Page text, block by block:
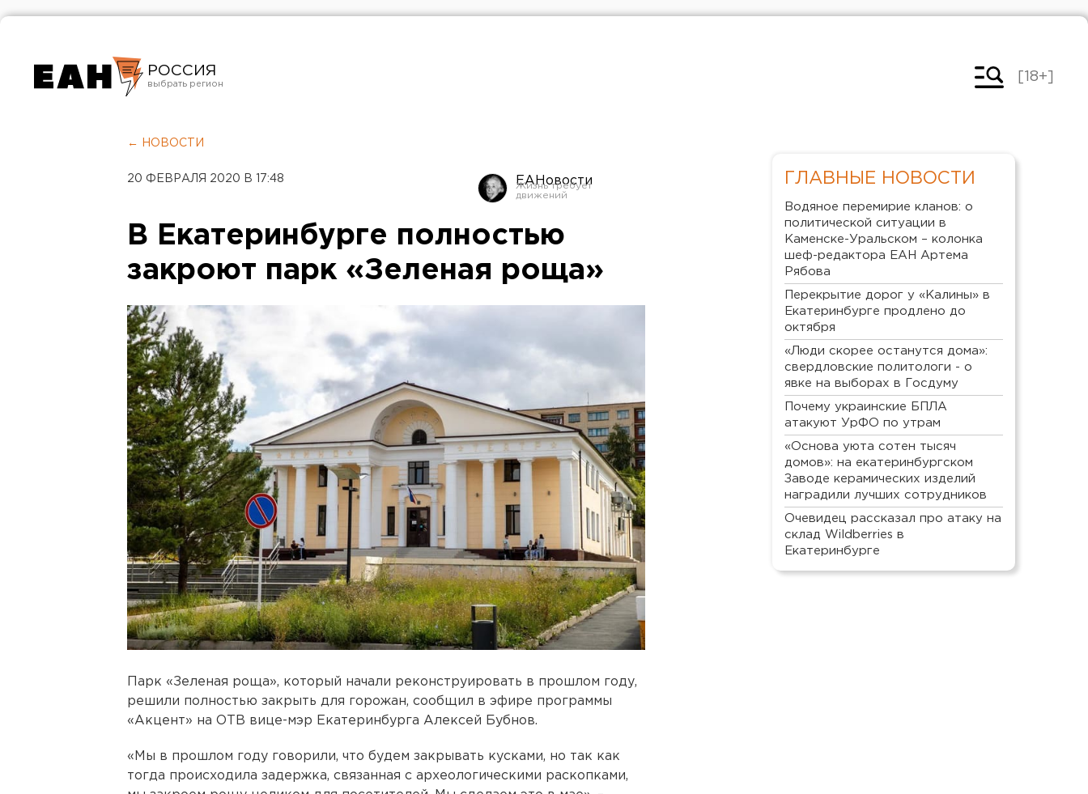
РОССИЯ
Челябинск
[18+]
← НОВОСТИ
20 ФЕВРАЛЯ 2020 В 17:48 ЕАНовости
В Екатеринбурге полностью
закроют парк «Зеленая роща»
Парк «Зеленая роща», который начали реконструировать в прошлом году,
решили полностью закрыть для горожан, сообщил в эфире программы
«Акцент» на ОТВ вице-мэр Екатеринбурга Алексей Бубнов.
«Мы в прошлом году говорили, что будем закрывать кусками, но так как
тогда происходила задержка, связанная с археологическими раскопками,
ГЛАВНЫЕ НОВОСТИ
Водяное перемирие кланов: о
политической ситуации в
Каменске-Уральском – колонка
шеф-редактора ЕАН Артема
Рябова
Перекрытие дорог у «Калины» в
Екатеринбурге продлено до
октября
«Люди скорее останутся дома»:
свердловские политологи - о
явке на выборах в Госдуму
Почему украинские БПЛА
атакуют УрФО по утрам
«Основа уюта сотен тысяч
домов»: на екатеринбургском
Заводе керамических изделий
наградили лучших сотрудников
Очевидец рассказал про атаку на
склад Wildberries в
Екатеринбурге